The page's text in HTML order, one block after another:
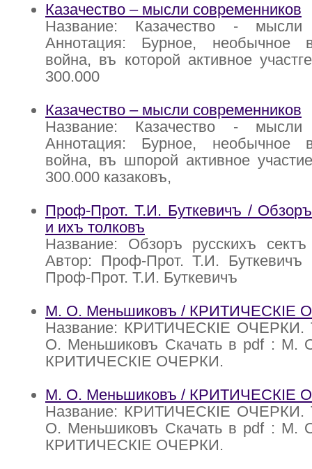
Казачество – мысли современников
Название: Казачество - мысли
Аннотация: Бурное, необычное
война, въ которой активное
300.000
Казачество – мысли современников
Название: Казачество - мысли
Аннотация: Бурное, необычное
война, въ шпорой активное
300.000 казаковъ,
Проф-Прот. Т.И. Буткевичъ / Обзоръ
и ихъ толковъ
Название: Обзоръ русскихъ
Автор: Проф-Прот. Т.И.
Проф-Прот. Т.И. Буткевичъ
М. О. Меньшиковъ / КРИТИЧЕСКIЕ
Название: КРИТИЧЕСКIЕ ОЧЕРКИ.
О. Меньшиковъ Скачать в pdf : М.
КРИТИЧЕСКIЕ ОЧЕРКИ.
М. О. Меньшиковъ / КРИТИЧЕСКIЕ
Название: КРИТИЧЕСКIЕ ОЧЕРКИ.
О. Меньшиковъ Скачать в pdf : М.
КРИТИЧЕСКIЕ ОЧЕРКИ.